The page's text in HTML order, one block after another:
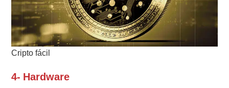
Cripto fácil
4- Hardware